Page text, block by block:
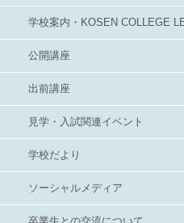
学校案内・KOSEN COLLEGE
公開講座
出前講座
見学・入試関連イベント
学校だより
ソーシャルメディア